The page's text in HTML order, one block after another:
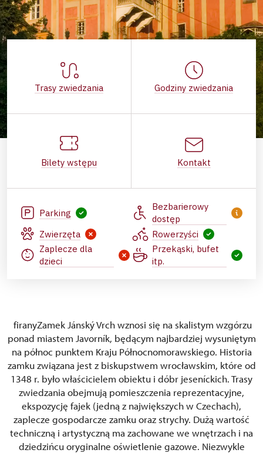
Trasy zwiedzania Godziny zwiedzania
Bilety wstępu Kontakt
Parking
Bezbarierowy
dostęp
Zwierzęta
Rowerzyści
Zaplecze dla
dzieci
Przekąski, bufet
itp.
firanyZamek Jánský Vrch wznosi się na skalistym wzgórzu
ponad miastem Javorník, będącym najbardziej wysuniętym
na północ punktem Kraju Północnomorawskiego. Historia
zamku związana jest z biskupstwem wrocławskim, które od
1348 r. było właścicielem obiektu i dóbr jeseníckich. Trasy
zwiedzania obejmują pomieszczenia reprezentacyjne,
ekspozycję fajek (jedną z największych w Czechach),
zaplecze gospodarcze zamku oraz strychy. Dużą wartość
techniczną i artystyczną ma zachowane we wnętrzach i na
dziedzińcu oryginalne oświetlenie gazowe. Niezwykle